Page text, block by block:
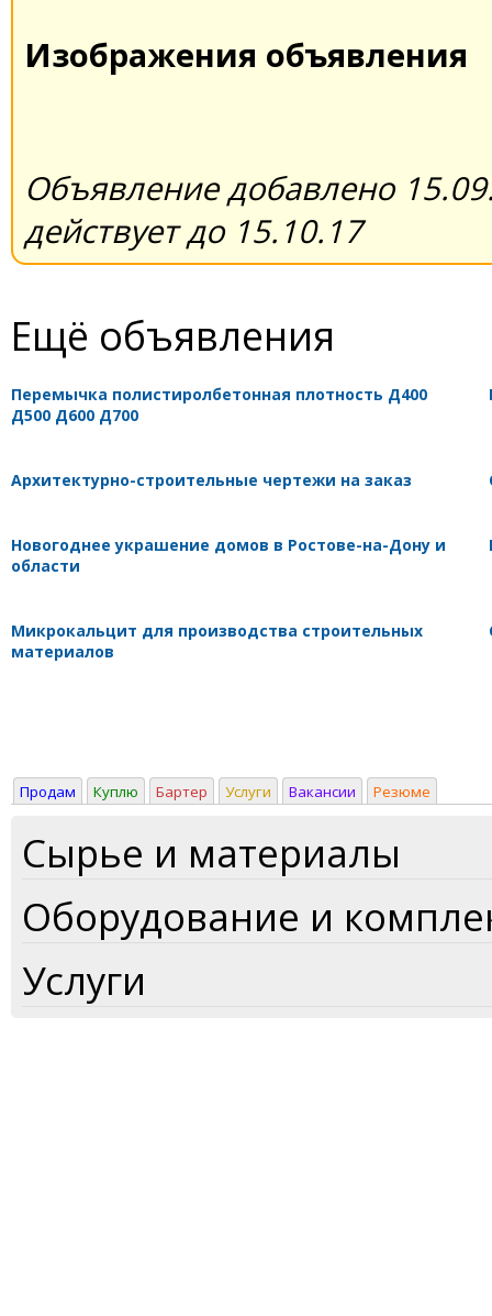
Изображения объявления
Объявление добавлено
действует до 15.10.17
Ещё объявления
Перемычка полистиролбетонная плотность Д400
Д500 Д600 Д700
Архитектурно-строительные чертежи на заказ
Новогоднее украшение домов в Ростове-на-Дону и
области
Микрокальцит для производства строительных
материалов
Продам Куплю Бартер Услуги Вакансии Резюме
Сырье и материалы
Оборудование и
Услуги